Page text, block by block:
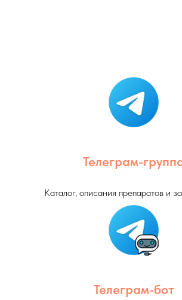
Телеграм-
Каталог, описания препаратов и
Телеграм-бот